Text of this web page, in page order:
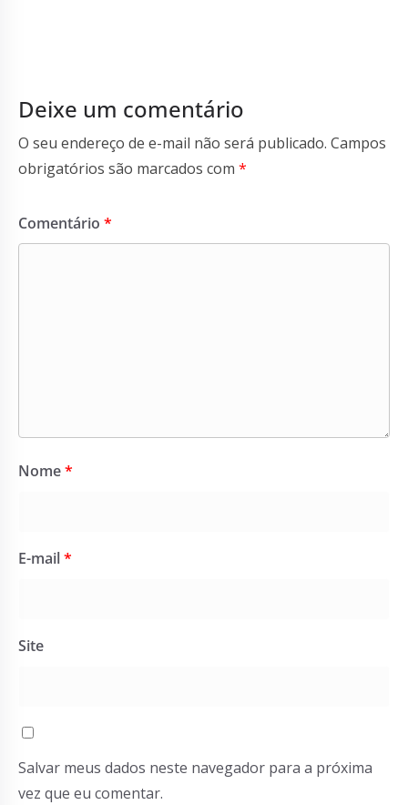
Deixe um comentário
O seu endereço de e-mail não será publicado. Campos
obrigatórios são marcados com *
Comentário *
Nome*
E-mail*
Site
Salvar meus dados neste navegador para a próxima
vez que eu comentar.